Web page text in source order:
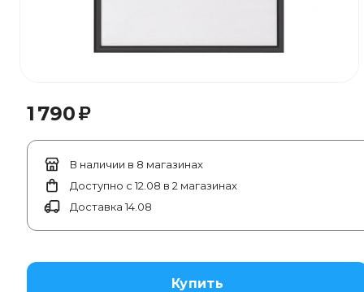
1 790₽
В наличии в 8 магазинах
Доступно с 12.08 в 2 магазинах
Доставка 14.08
Купить